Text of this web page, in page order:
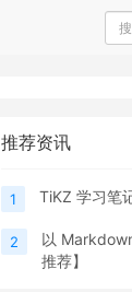
推荐资讯
1 TiKZ 学习笔
2
以
推荐】